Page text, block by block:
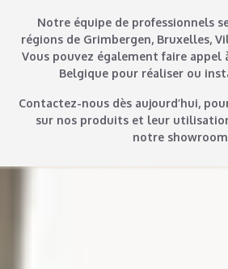
Notre équipe de professionnels
régions de Grimbergen, Bruxelles,
Vous pouvez également faire appel
Belgique pour réaliser ou
Contactez-nousdès aujourd’hui,
sur nos produits et leur
notre showroom